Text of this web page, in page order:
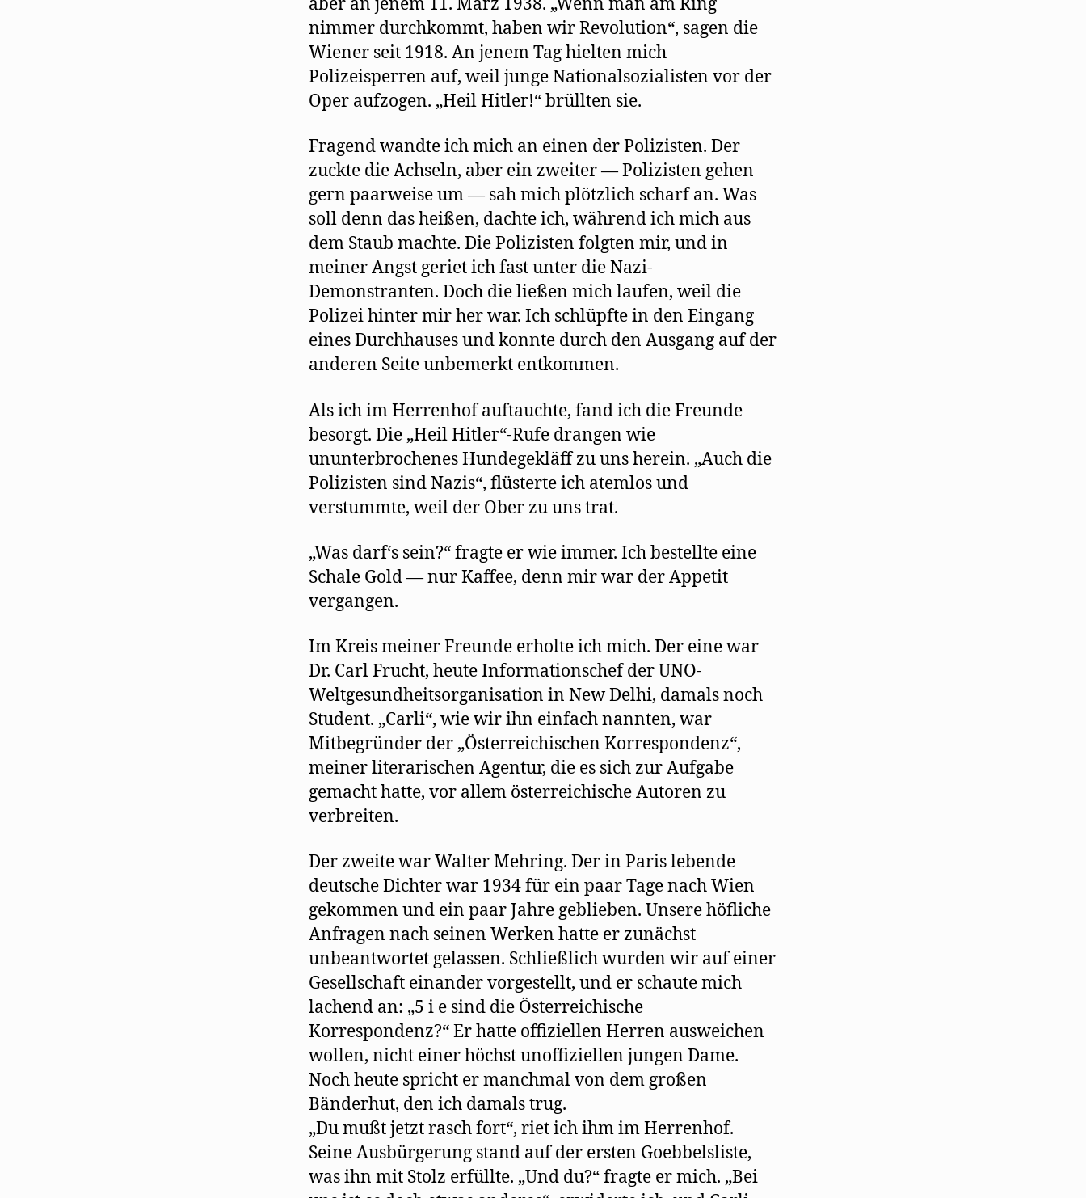
aber an jenem 11. März 1938. „Wenn man am Ring
nimmer durchkommt, haben wir Revolution“, sagen die
Wiener seit 1918. An jenem Tag hielten mich
Polizeisperren auf, weil junge Nationalsozialisten vor der
Oper aufzogen. „Heil Hitler!“ brüllten sie.
Fragend wandte ich mich an einen der Polizisten. Der
zuckte die Achseln, aber ein zweiter — Polizisten gehen
gern paarweise um — sah mich plötzlich scharf an. Was
soll denn das heißen, dachte ich, während ich mich aus
dem Staub machte. Die Polizisten folgten mir, und in
meiner Angst geriet ich fast unter die Nazi-
Demonstranten. Doch die ließen mich laufen, weil die
Polizei hinter mir her war. Ich schlüpfte in den Eingang
eines Durchhauses und konnte durch den Ausgang auf der
anderen Seite unbemerkt entkommen.
Als ich im Herrenhof auftauchte, fand ich die Freunde
besorgt. Die „Heil Hitler“-Rufe drangen wie
ununterbrochenes Hundegekläff zu uns herein. „Auch die
Polizisten sind Nazis“, flüsterte ich atemlos und
verstummte, weil der Ober zu uns trat.
„Was darf‘s sein?“ fragte er wie immer. Ich bestellte eine
Schale Gold — nur Kaffee, denn mir war der Appetit
vergangen.
Im Kreis meiner Freunde erholte ich mich. Der eine war
Dr. Carl Frucht, heute Informationschef der UNO-
Weltgesundheitsorganisation in New Delhi, damals noch
Student. „Carli“, wie wir ihn einfach nannten, war
Mitbegründer der „Österreichischen Korrespondenz“,
meiner literarischen Agentur, die es sich zur Aufgabe
gemacht hatte, vor allem österreichische Autoren zu
verbreiten.
Der zweite war Walter Mehring. Der in Paris lebende
deutsche Dichter war 1934 für ein paar Tage nach Wien
gekommen und ein paar Jahre geblieben. Unsere höfliche
Anfragen nach seinen Werken hatte er zunächst
unbeantwortet gelassen. Schließlich wurden wir auf einer
Gesellschaft einander vorgestellt, und er schaute mich
lachend an: „5 i e sind die Österreichische
Korrespondenz?“ Er hatte offiziellen Herren ausweichen
wollen, nicht einer höchst unoffiziellen jungen Dame.
Noch heute spricht er manchmal von dem großen
Bänderhut, den ich damals trug.
„Du mußt jetzt rasch fort“, riet ich ihm im Herrenhof.
Seine Ausbürgerung stand auf der ersten Goebbelsliste,
was ihn mit Stolz erfüllte. „Und du?“ fragte er mich. „Bei